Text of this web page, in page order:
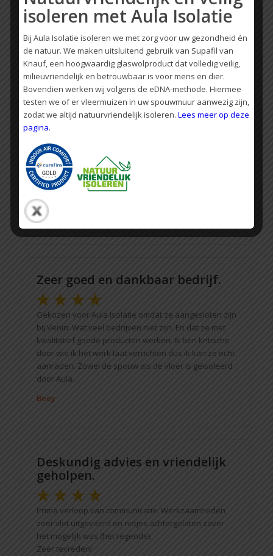
Ervaringen met Aula Isolatie
Vakmanschap, hoge kwaliteit materialen en persoonlijke
service. Lees wat onze klanten zeggen.
Wij zijn tevreden!!
Fijne communicatie, net werk geleverd. Bijkomend
voordeel, het werkt ook nog eens geluidsdempend.
En alle info die je nodig hebt voor subsidie aanvraag
krijg je keurig aangeleverd zodat dit zo geregeld is.
Mark Bagerman
Zeer goed en dankbaar bedrijf.
Gekozen voor Aula Isolatie omdat ze aangesloten zijn
bij Venin. Wat veel bedrijven niet zijn. En dat ze met
kwalitatief goede producten werken. Ik ben kritische
door wie ik het werk laat verrichten dus ik kan ze echt
aanraden. Zowel de spouw als de vloer is geïsoleerd
door Aula.
Beey
Deskundig advies en vriendelijk
geholpen.
Prima verloop van communicatie. Werkzaamheden
zeer vlot uitgevoerd en netjes achtergelaten zover
het mogelijk was (het regende).
Zeer tevreden!
isoleren met Aula Isolatie
Bij Aula Isolatie isoleren we met zorg voor uw gezondheid én
de natuur. We maken uitsluitend gebruik van Supafil van
Knauf, een hoogwaardig glaswolproduct dat volledig veilig,
milieuvriendelijk en betrouwbaar is voor mens en dier.
Bovendien werken wij volgens de eDNA-methode. Hiermee
testen we of er vleermuizen in uw spouwmuur aanwezig zijn,
zodat we altijd natuurvriendelijk isoleren. Lees meer op deze
pagina.